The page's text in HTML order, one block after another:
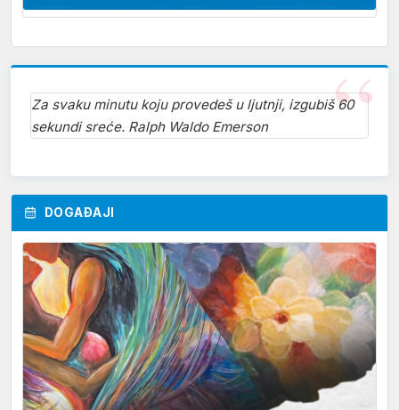
Za svaku minutu koju provedeš u ljutnji, izgubiš 60
sekundi sreće. Ralph Waldo Emerson
DOGAĐAJI